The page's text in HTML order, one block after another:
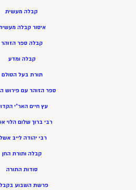
קבלה מעשית
איסור קבלה
קבלה ספר הזוהר
קבלה ומדע
תורת בעל הסולם
ספר הזוהר עם פירוש
עץ חיים האר”י
רבי ברוך שלום הלוי
רבי יהודה לייב
קבלה ותורת החן
סודות התורה
פרשת השבוע